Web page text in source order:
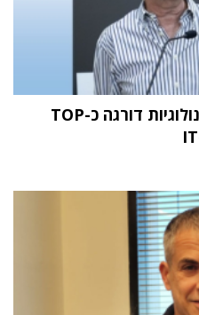
מחקר STKI השנתי: וואן טכנולוגיות דורגה כ-TOP